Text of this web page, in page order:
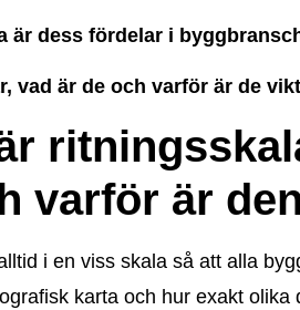
är dess fördelar i
vad är de och varför är de
varför är
i en viss skala så att alla
karta och hur exakt